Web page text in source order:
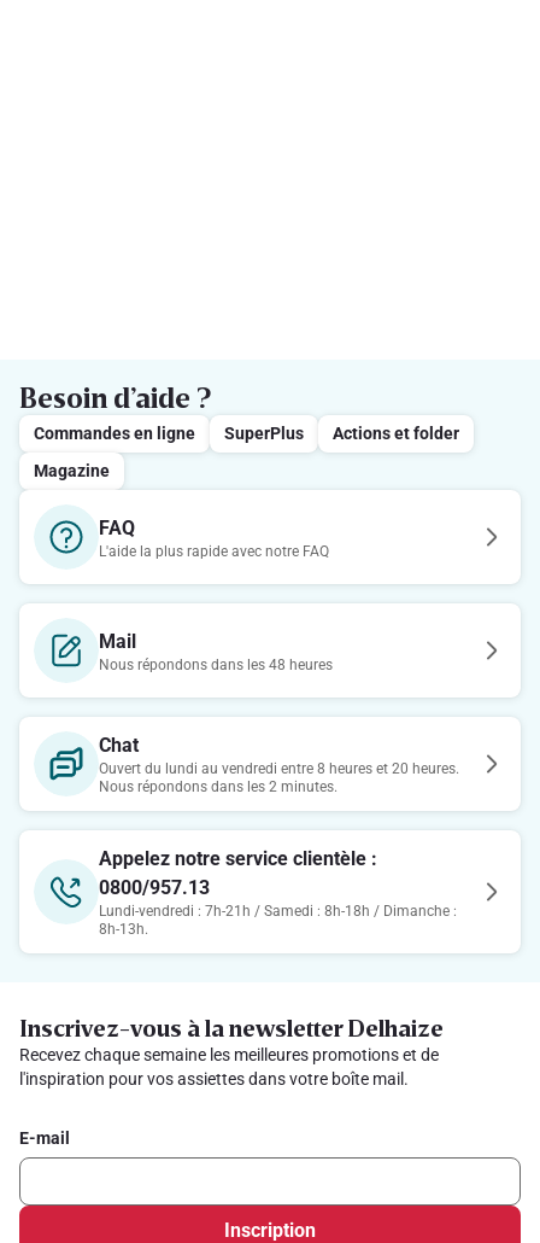
Besoin d’aide ?
Commandes en ligne SuperPlus
Actions et folder
Magazine
FAQ
L'aide la plus rapide avec notre FAQ
Mail
Nous répondons dans les 48 heures
Chat
Ouvert du lundi au vendredi entre 8 heures et 20 heures.
Nous répondons dans les 2 minutes.
Appelez notre service clientèle :
0800/957.13
Lundi-vendredi : 7h-21h / Samedi : 8h-18h / Dimanche :
8h-13h.
Inscrivez-vous à la newsletter Delhaize
Recevez chaque semaine les meilleures promotions et de
l'inspiration pour vos assiettes dans votre boîte mail.
E-mail
Inscription